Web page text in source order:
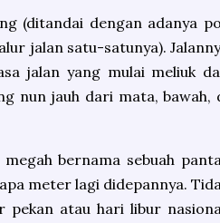
(ditandai dengan adanya
jalan satu-satunya).
jalan yang mulai meliuk
nun jauh dari mata, bawah,
bernama sebuah
meter lagi didepannya.
pekan atau hari libur